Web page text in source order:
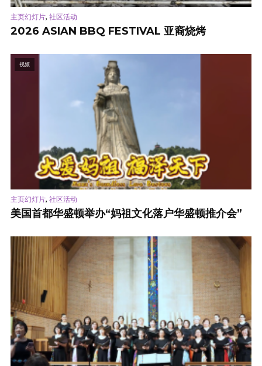
主页幻灯片, 社区活动
2026 ASIAN BBQ FESTIVAL 亚裔烧烤
视频
主页幻灯片, 社区活动
美国首都华盛顿举办“妈祖文化落户华盛顿推介会”